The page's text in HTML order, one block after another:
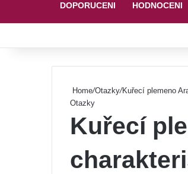
DOPORUCENI HODNOCENI
Home/Otazky/Kuřecí plemeno
Otazky
Kuřecí